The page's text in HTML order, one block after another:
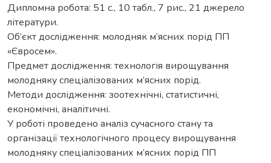
Дипломна робота: 51 с., 10 табл., 7 рис., 21 джерело
літератури.
Об’єкт дослідження: молодняк м’ясних порід ПП
«Євросем».
Предмет дослідження: технологія вирощування
молодняку спеціалізованих м’ясних порід.
Методи дослідження: зоотехнічні, статистичні,
економічні, аналітичні.
У роботі проведено аналіз сучасного стану та
організації технологічного процесу вирощування
молодняку спеціалізованих м’ясних порід ПП